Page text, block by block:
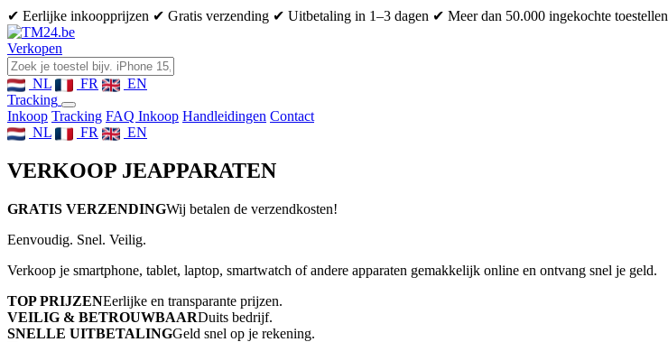
✔ Eerlijke inkoopprijzen ✔ Gratis verzending ✔ Uitbetaling in 1–3 dagen ✔ Meer dan 50.000 ingekochte toestellen
Verkopen
NL FR
EN
Tracking
Inkoop Tracking FAQ Inkoop Handleidingen Contact
NL
FR EN
VERKOOP JEAPPARATEN
GRATIS VERZENDINGWij betalen de verzendkosten!
Eenvoudig. Snel. Veilig.
Verkoop je smartphone, tablet, laptop, smartwatch of andere apparaten gemakkelijk online en ontvang snel je geld.
TOP PRIJZENEerlijke en transparante prijzen.
VEILIG & BETROUWBAARDuits bedrijf.
SNELLE UITBETALINGGeld snel op je rekening.